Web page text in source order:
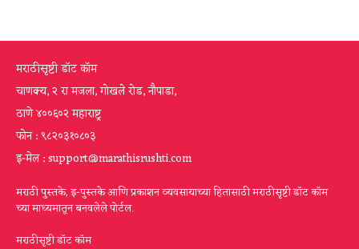
मराठीसृष्टी डॉट कॉम
चाणक्य, २ रा मजला, गोखले रोड, नौपाडा,
ठाणे ४००६०२ महाराष्ट्र
फोन : ९८२०३१०८०३
इ-मेल : support@marathisrushti.com
मराठी पुस्तके, इ-पुस्तके आणि प्रकाशन व्यवसायाच्या हितासाठी मराठीसृष्टी डॉट कॉम
च्या माध्यमातून बनवलेले पोर्टल.
मराठीसृष्टी डॉट कॉम